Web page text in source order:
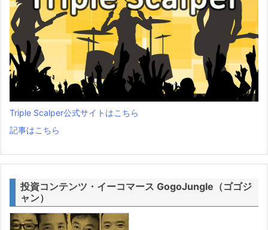
Triple Scalper公式サイトはこちら
記事はこちら
投資コンテンツ・イーコマース GogoJungle（ゴゴジ
ャン）